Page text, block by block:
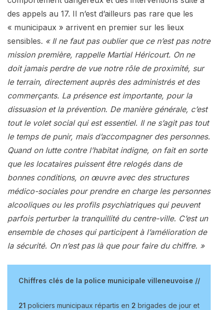
des appels au 17. Il n’est d’ailleurs pas rare que les
« municipaux » arrivent en premier sur les lieux
sensibles. « Il ne faut pas oublier que ce n’est pas notre
mission première, rappelle Martial Héricourt. On ne
doit jamais perdre de vue notre rôle de proximité, sur
le terrain, directement auprès des administrés et des
commerçants. La présence est importante, pour la
dissuasion et la prévention. De manière générale, c’est
tout le volet social qui est essentiel. Il ne s’agit pas tout
le temps de punir, mais d’accompagner des personnes.
Quand on lutte contre l’habitat indigne, on fait en sorte
que les locataires puissent être relogés dans de
bonnes conditions, on œuvre avec des structures
médico-sociales pour prendre en charge les personnes
alcooliques ou les profils psychiatriques qui peuvent
parfois perturber la tranquillité du centre-ville. C’est un
ensemble de choses qui participent à l’amélioration de
la sécurité. On n’est pas là que pour faire du chiffre. »
Chiffres clés de la police municipale villeneuvoise //
21 policiers municipaux répartis en 2 brigades de jour et